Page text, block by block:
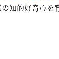
知的好奇心を